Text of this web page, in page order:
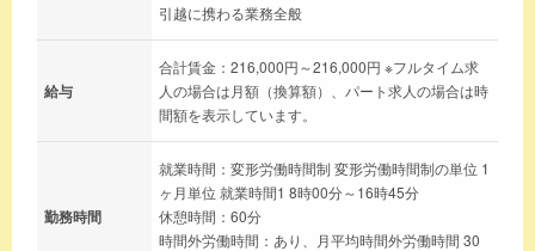
引越に携わる業務全般
給与
合計賃金：216,000円～216,000円 ※フルタイム求
人の場合は月額（換算額）、パート求人の場合は時
間額を表示しています。
勤務時間
就業時間：変形労働時間制 変形労働時間制の単位 1
ヶ月単位 就業時間1 8時00分～16時45分
休憩時間：60分
時間外労働時間：あり、月平均時間外労働時間 30